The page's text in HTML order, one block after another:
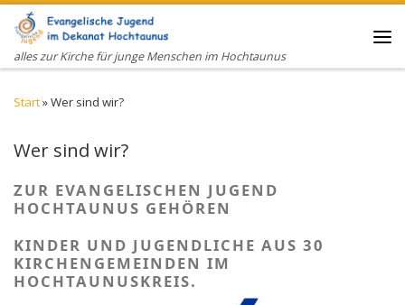
Zum Inhalt springen
alles zur Kirche für junge Menschen im Hochtaunus
Start»Wer sind wir?
Wer sind wir?
ZUR EVANGELISCHEN JUGEND
HOCHTAUNUS GEHÖREN
KINDER UND JUGENDLICHE AUS 30
KIRCHENGEMEINDEN IM
HOCHTAUNUSKREIS.